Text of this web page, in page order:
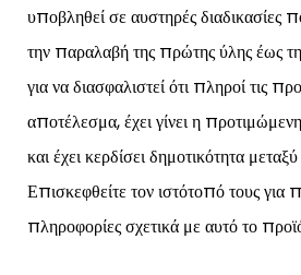
υποβληθεί σε αυστηρές διαδικασίες
την παραλαβή της πρώτης ύλης έως
για να διασφαλιστεί ότι πληροί τις
αποτέλεσμα, έχει γίνει η
και έχει κερδίσει δημοτικότητα
Επισκεφθείτε τον ιστότοπό τους για
πληροφορίες σχετικά με αυτό το